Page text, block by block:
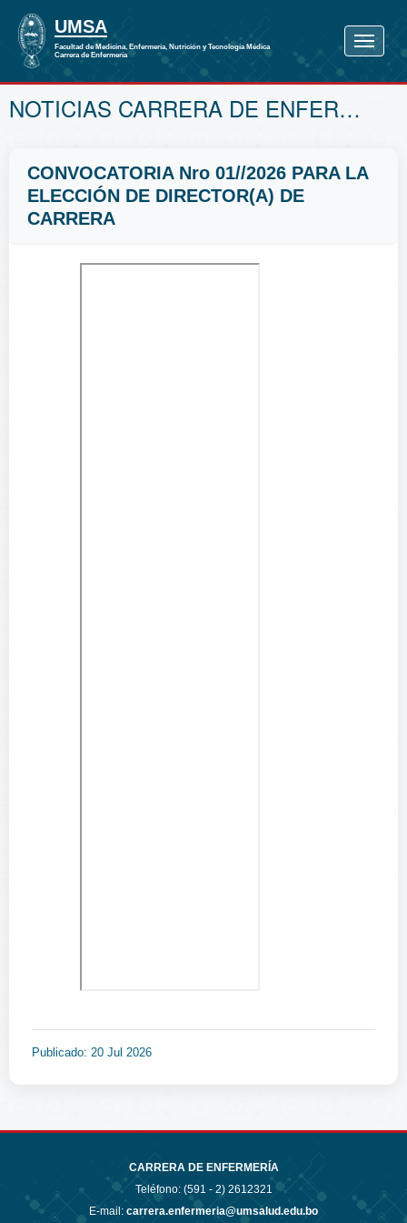
NOTICIAS CARRERA DE ENFERMERÍA
CONVOCATORIA Nro 01//2026 PARA LA
ELECCIÓN DE DIRECTOR(A) DE
CARRERA
Publicado: 20 Jul 2026
CARRERA DE ENFERMERÍA
Teléfono: (591 - 2) 2612321
E-mail: carrera.enfermeria@umsalud.edu.bo